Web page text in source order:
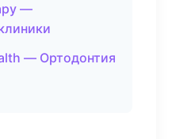
—
— Ортодонтия